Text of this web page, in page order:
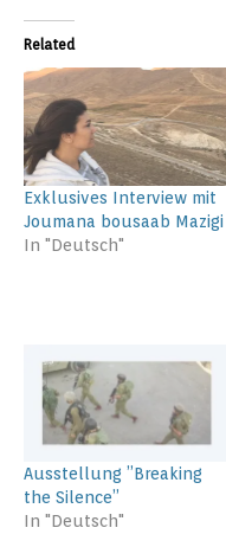
Related
Exklusives Interview mit
Joumana bousaab Mazigi
In "Deutsch"
Ausstellung ”Breaking
the Silence”
In "Deutsch"